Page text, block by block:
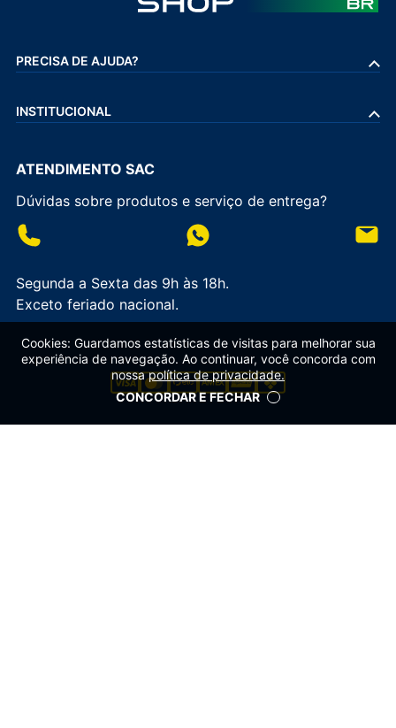
PRECISA DE AJUDA?
INSTITUCIONAL
ATENDIMENTO SAC
Dúvidas sobre produtos e serviço de entrega?
Segunda a Sexta das 9h às 18h.
Exceto feriado nacional.
Cookies: Guardamos estatísticas de visitas para melhorar sua
experiência de navegação. Ao continuar, você concorda com
nossapolítica de privacidade.
CONCORDAR E FECHAR